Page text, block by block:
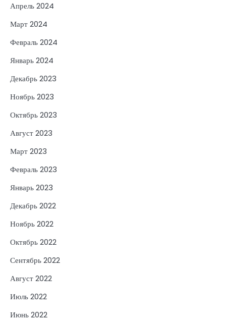
Апрель 2024
Март 2024
Февраль 2024
Январь 2024
Декабрь 2023
Ноябрь 2023
Октябрь 2023
Август 2023
Март 2023
Февраль 2023
Январь 2023
Декабрь 2022
Ноябрь 2022
Октябрь 2022
Сентябрь 2022
Август 2022
Июль 2022
Июнь 2022